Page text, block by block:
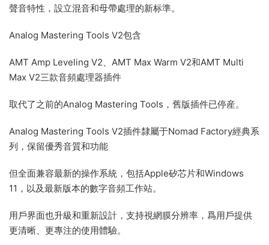
聲音特性，設立混音和母帶處理的新标準。
Analog Mastering Tools V2包含
AMT Amp Leveling V2、AMT Max Warm V2和AMT Multi
Max V2三款音頻處理器插件
取代了之前的Analog Mastering Tools，舊版插件已停産。
Analog Mastering Tools V2插件隸屬于Nomad Factory經典系
列，保留優秀音質和功能
但全面兼容最新的操作系統，包括Apple矽芯片和Windows
11，以及最新版本的數字音頻工作站。
用戶界面也升級和重新設計，支持視網膜分辨率，爲用戶提供
更清晰、更專注的使用體驗。